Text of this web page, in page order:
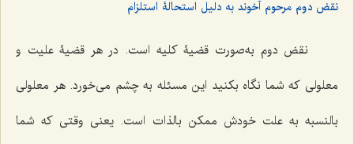
نقض دوم مرحوم آخوند به دلیل استحالۀ استلزام
نقض دوم به‌صورت قضیۀ کلیه است. در هر قضیۀ علیت و
معلولى که شما نگاه بکنید این مسئله به چشم مى‌خورد. هر معلولى
بالنسبه به علت خودش ممکن بالذات است. یعنى وقتى ‌که شما